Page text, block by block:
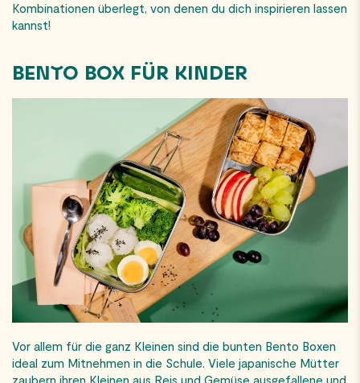
Kombinationen überlegt, von denen du dich inspirieren lassen
kannst!
BENTO BOX FÜR KINDER
Vor allem für die ganz Kleinen sind die bunten Bento Boxen
ideal zum Mitnehmen in die Schule. Viele japanische Mütter
zaubern ihren Kleinen aus Reis und Gemüse ausgefallene und